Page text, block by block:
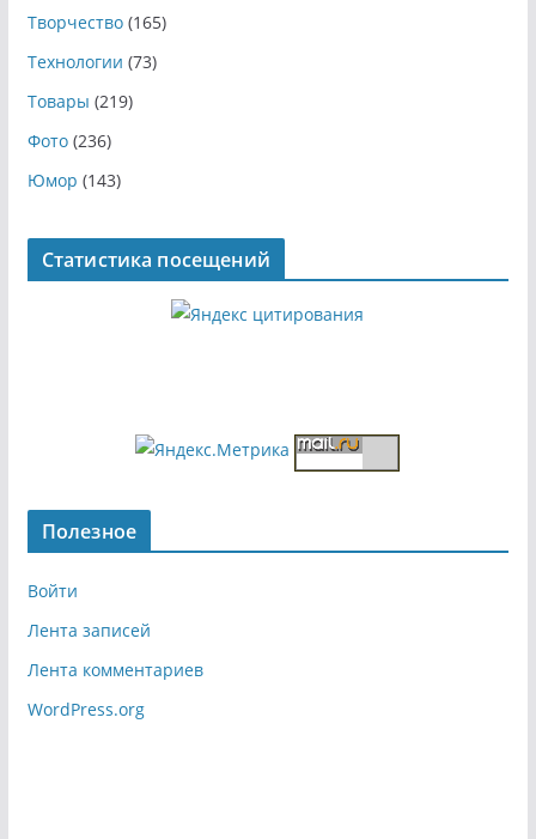
Творчество(165)
Технологии (73)
Товары (219)
Фото(236)
Юмор (143)
Статистика посещений
Полезное
Войти
Лента записей
Лента комментариев
WordPress.org